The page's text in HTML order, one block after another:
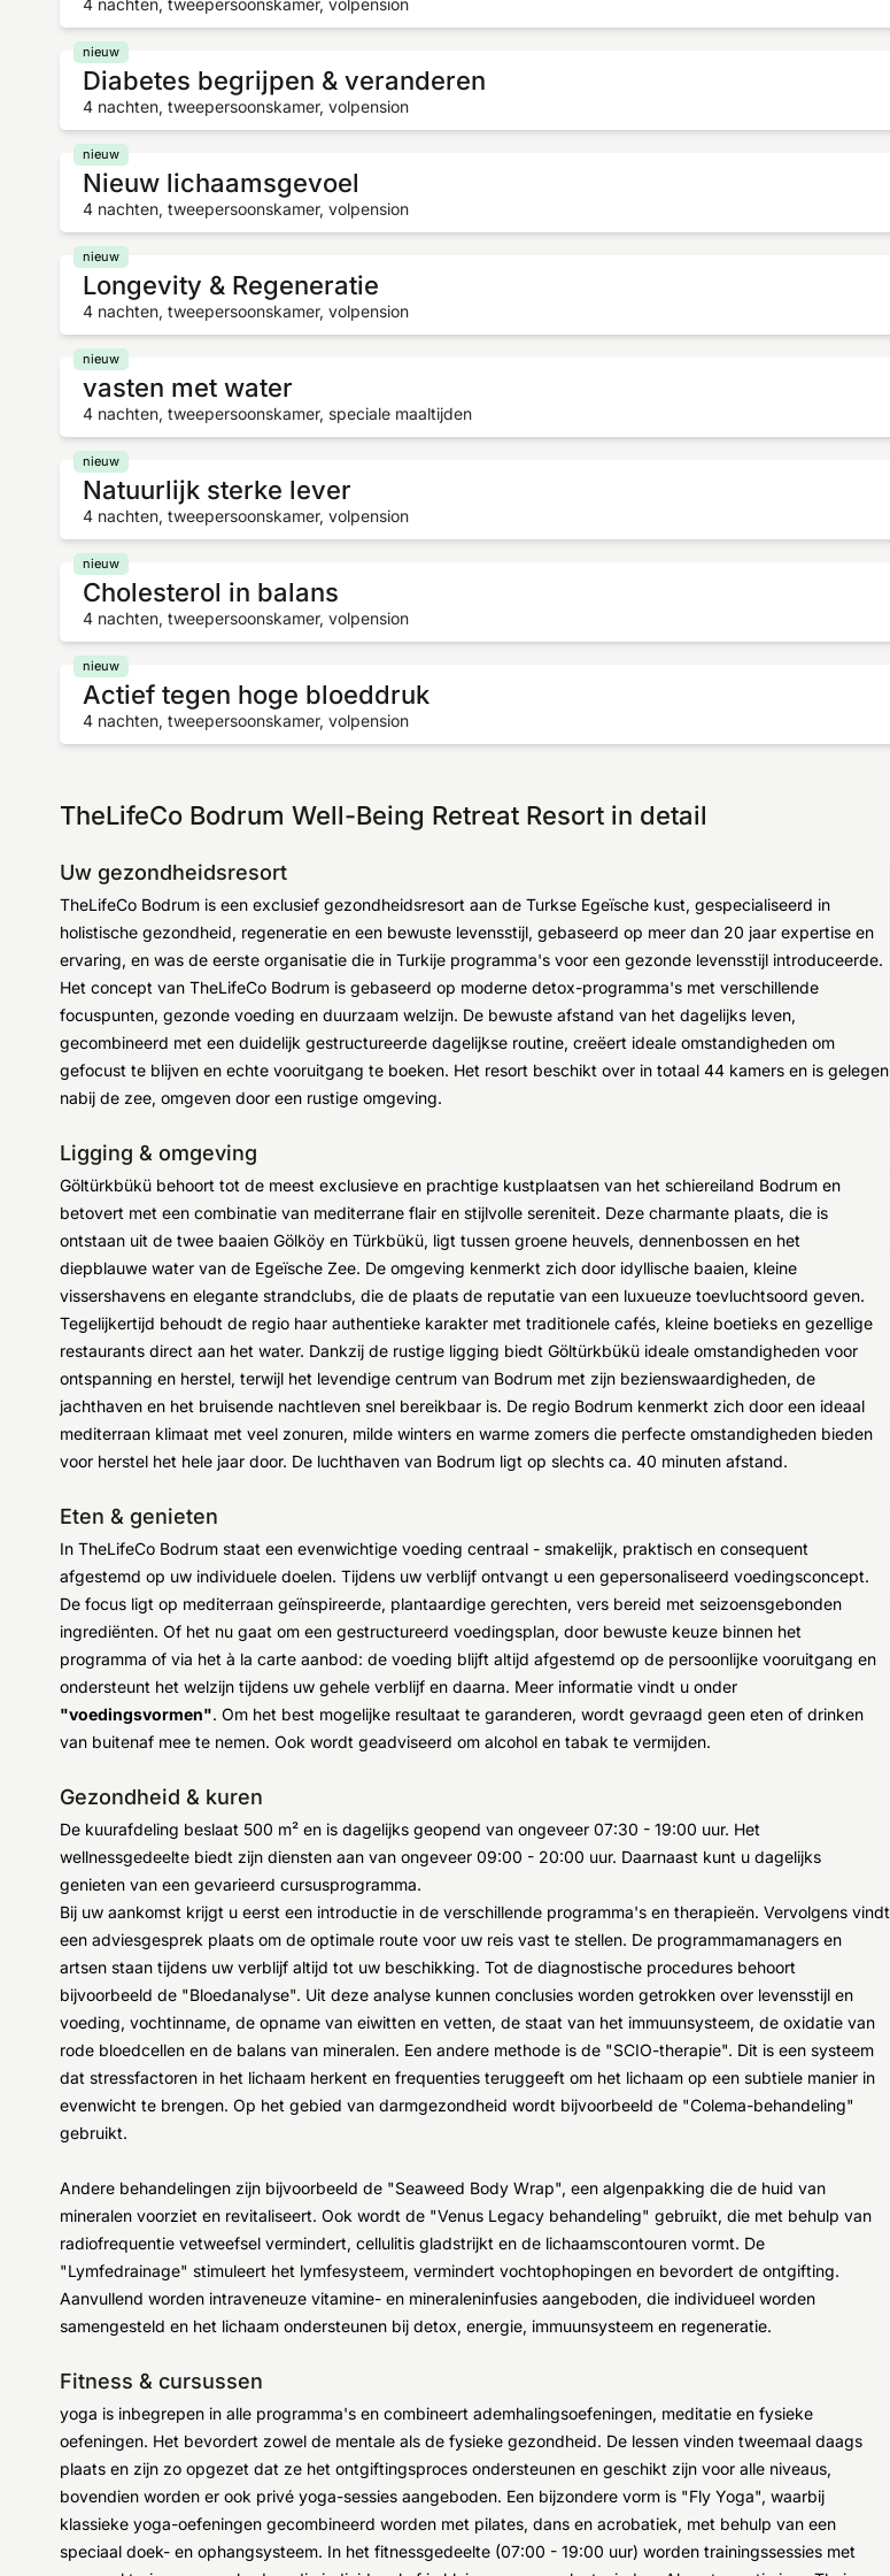
4 nachten, tweepersoonskamer, volpension
Diabetes begrijpen & veranderen
4 nachten, tweepersoonskamer, volpension
nieuw
Nieuw lichaamsgevoel
4 nachten, tweepersoonskamer, volpension
nieuw
Longevity & Regeneratie
4 nachten, tweepersoonskamer, volpension
nieuw
vasten met water
4 nachten, tweepersoonskamer, speciale maaltijden
nieuw
Natuurlijk sterke lever
4 nachten, tweepersoonskamer, volpension
nieuw
Cholesterol in balans
4 nachten, tweepersoonskamer, volpension
nieuw
Actief tegen hoge bloeddruk
4 nachten, tweepersoonskamer, volpension
nieuw
TheLifeCo Bodrum Well-Being Retreat Resort in detail
Uw gezondheidsresort
TheLifeCo Bodrum is een exclusief gezondheidsresort aan de Turkse Egeïsche kust, gespecialiseerd in
holistische gezondheid, regeneratie en een bewuste levensstijl, gebaseerd op meer dan 20 jaar expertise en
ervaring, en was de eerste organisatie die in Turkije programma's voor een gezonde levensstijl introduceerde.
Het concept van TheLifeCo Bodrum is gebaseerd op moderne detox-programma's met verschillende
focuspunten, gezonde voeding en duurzaam welzijn. De bewuste afstand van het dagelijks leven,
gecombineerd met een duidelijk gestructureerde dagelijkse routine, creëert ideale omstandigheden om
gefocust te blijven en echte vooruitgang te boeken. Het resort beschikt over in totaal 44 kamers en is gelegen
nabij de zee, omgeven door een rustige omgeving.
Ligging & omgeving
Göltürkbükü behoort tot de meest exclusieve en prachtige kustplaatsen van het schiereiland Bodrum en
betovert met een combinatie van mediterrane flair en stijlvolle sereniteit. Deze charmante plaats, die is
ontstaan uit de twee baaien Gölköy en Türkbükü, ligt tussen groene heuvels, dennenbossen en het
diepblauwe water van de Egeïsche Zee. De omgeving kenmerkt zich door idyllische baaien, kleine
vissershavens en elegante strandclubs, die de plaats de reputatie van een luxueuze toevluchtsoord geven.
Tegelijkertijd behoudt de regio haar authentieke karakter met traditionele cafés, kleine boetieks en gezellige
restaurants direct aan het water. Dankzij de rustige ligging biedt Göltürkbükü ideale omstandigheden voor
ontspanning en herstel, terwijl het levendige centrum van Bodrum met zijn bezienswaardigheden, de
jachthaven en het bruisende nachtleven snel bereikbaar is. De regio Bodrum kenmerkt zich door een ideaal
mediterraan klimaat met veel zonuren, milde winters en warme zomers die perfecte omstandigheden bieden
voor herstel het hele jaar door. De luchthaven van Bodrum ligt op slechts ca. 40 minuten afstand.
Eten & genieten
In TheLifeCo Bodrum staat een evenwichtige voeding centraal - smakelijk, praktisch en consequent
afgestemd op uw individuele doelen. Tijdens uw verblijf ontvangt u een gepersonaliseerd voedingsconcept.
De focus ligt op mediterraan geïnspireerde, plantaardige gerechten, vers bereid met seizoensgebonden
ingrediënten. Of het nu gaat om een gestructureerd voedingsplan, door bewuste keuze binnen het
programma of via het à la carte aanbod: de voeding blijft altijd afgestemd op de persoonlijke vooruitgang en
ondersteunt het welzijn tijdens uw gehele verblijf en daarna. Meer informatie vindt u onder
"voedingsvormen". Om het best mogelijke resultaat te garanderen, wordt gevraagd geen eten of drinken
van buitenaf mee te nemen. Ook wordt geadviseerd om alcohol en tabak te vermijden.
Gezondheid & kuren
De kuurafdeling beslaat 500 m² en is dagelijks geopend van ongeveer 07:30 - 19:00 uur. Het
wellnessgedeelte biedt zijn diensten aan van ongeveer 09:00 - 20:00 uur. Daarnaast kunt u dagelijks
genieten van een gevarieerd cursusprogramma.
Bij uw aankomst krijgt u eerst een introductie in de verschillende programma's en therapieën. Vervolgens vindt
een adviesgesprek plaats om de optimale route voor uw reis vast te stellen. De programmamanagers en
artsen staan tijdens uw verblijf altijd tot uw beschikking. Tot de diagnostische procedures behoort
bijvoorbeeld de "Bloedanalyse". Uit deze analyse kunnen conclusies worden getrokken over levensstijl en
voeding, vochtinname, de opname van eiwitten en vetten, de staat van het immuunsysteem, de oxidatie van
rode bloedcellen en de balans van mineralen. Een andere methode is de "SCIO-therapie". Dit is een systeem
dat stressfactoren in het lichaam herkent en frequenties teruggeeft om het lichaam op een subtiele manier in
evenwicht te brengen. Op het gebied van darmgezondheid wordt bijvoorbeeld de "Colema-behandeling"
gebruikt.
Andere behandelingen zijn bijvoorbeeld de "Seaweed Body Wrap", een algenpakking die de huid van
mineralen voorziet en revitaliseert. Ook wordt de "Venus Legacy behandeling" gebruikt, die met behulp van
radiofrequentie vetweefsel vermindert, cellulitis gladstrijkt en de lichaamscontouren vormt. De
"Lymfedrainage" stimuleert het lymfesysteem, vermindert vochtophopingen en bevordert de ontgifting.
Aanvullend worden intraveneuze vitamine- en mineraleninfusies aangeboden, die individueel worden
samengesteld en het lichaam ondersteunen bij detox, energie, immuunsysteem en regeneratie.
Fitness & cursussen
yoga is inbegrepen in alle programma's en combineert ademhalingsoefeningen, meditatie en fysieke
oefeningen. Het bevordert zowel de mentale als de fysieke gezondheid. De lessen vinden tweemaal daags
plaats en zijn zo opgezet dat ze het ontgiftingsproces ondersteunen en geschikt zijn voor alle niveaus,
bovendien worden er ook privé yoga-sessies aangeboden. Een bijzondere vorm is "Fly Yoga", waarbij
klassieke yoga-oefeningen gecombineerd worden met pilates, dans en acrobatiek, met behulp van een
speciaal doek- en ophangsysteem. In het fitnessgedeelte (07:00 - 19:00 uur) worden trainingssessies met